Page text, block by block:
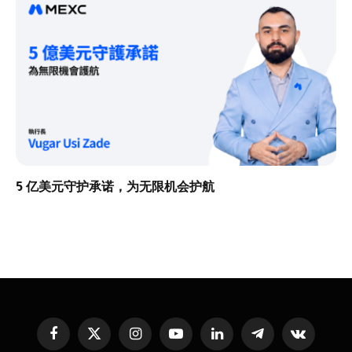
5 亿美元守护承诺，为无限机会护航
FacebookX
InstagramYouTubeLinkedInTelegramVKontakte